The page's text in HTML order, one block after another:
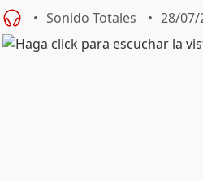
Sonido Totales 28/07/